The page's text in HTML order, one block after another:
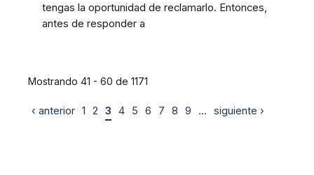
tengas la oportunidad de reclamarlo. Entonces,
antes de responder a
Mostrando 41 - 60 de 1171
‹ anterior 1 2 3 4 5 6 7 8 9 … siguiente ›